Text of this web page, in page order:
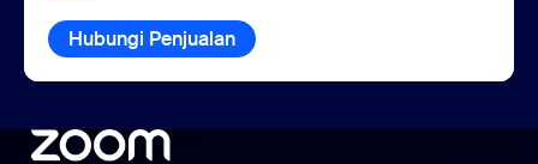
Hubungi Penjualan